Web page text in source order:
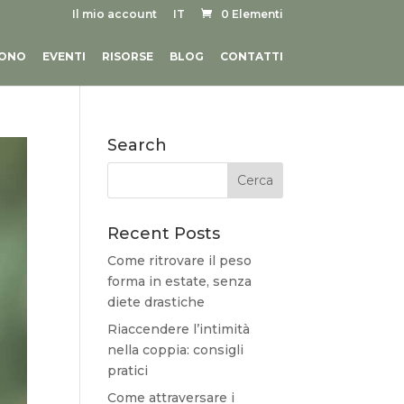
Il mio account IT 0 Elementi
EVENTI RISORSE BLOG CONTATTI
Search
Recent Posts
Come ritrovare il peso
forma in estate, senza
diete drastiche
Riaccendere l’intimità
nella coppia: consigli
pratici
Come attraversare i